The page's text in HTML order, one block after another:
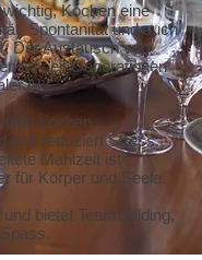
Kochen eine
Spontanität und auch
Der Austausch von
ist seit Generationen
Akt.
kochen,
und reduziert Stress.
Mahlzeit ist
für Körper und Seele.
bietet Teambuilding,